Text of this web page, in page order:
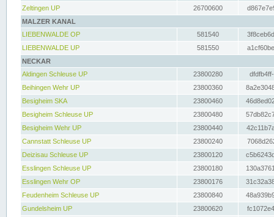
Zeltingen UP
26700600
MALZER KANAL
LIEBENWALDE OP
581540
LIEBENWALDE UP
581550
NECKAR
Aldingen Schleuse UP
23800280
Beihingen Wehr UP
23800360
Besigheim SKA
23800460
Besigheim Schleuse UP
23800480
Besigheim Wehr UP
23800440
Cannstatt Schleuse UP
23800240
Deizisau Schleuse UP
23800120
Esslingen Schleuse UP
23800180
Esslingen Wehr OP
23800176
Feudenheim Schleuse UP
23800840
Gundelsheim UP
23800620